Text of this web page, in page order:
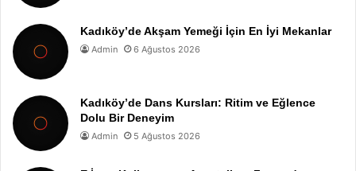
Kadıköy’de Akşam Yemeği İçin En İyi Mekanlar
Admin 6 Ağustos 2026
Kadıköy’de Dans Kursları: Ritim ve Eğlence
Dolu Bir Deneyim
Admin 5 Ağustos 2026